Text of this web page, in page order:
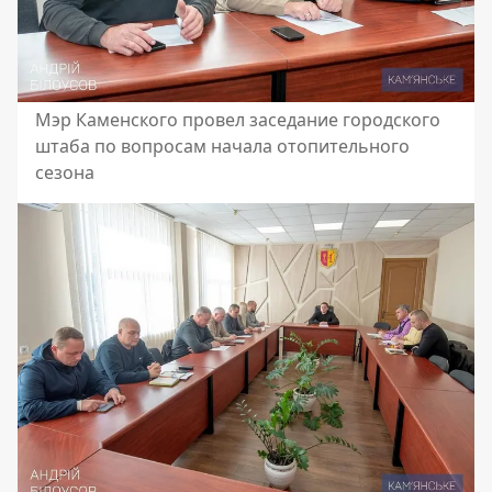
Мэр Каменского провел заседание городского
штаба по вопросам начала отопительного
сезона